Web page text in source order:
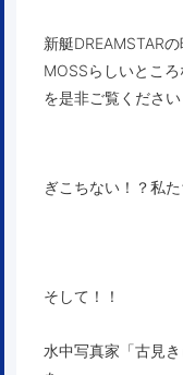
新艇DREAMSTAR
MOSSらしいとこ
を是非ご覧ください
ぎこちない！？私
そして！！
水中写真家「古見き